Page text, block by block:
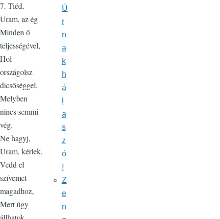
7. Tiéd,
Uram, az ég
Minden ő
teljességével,
Hol
országolsz
dicsőséggel,
Melyben
nincs semmi
vég.
Ne hagyj,
Uram, kérlek,
Vedd el
szívemet
magadhoz,
Mert úgy
Ú
r
n
a
k
h
á
a
s
z
ó
!
Z
e
n